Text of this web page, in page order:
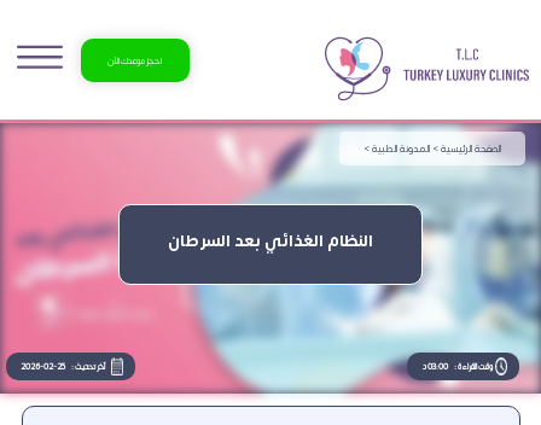
احجز موعدك الآن
النظام الغذائي بعد السرطان
الصفحة الرئيسية >المدونة الطبية >
وقت القراءة : 03:00 د آخر تحديث : 2026-02-25